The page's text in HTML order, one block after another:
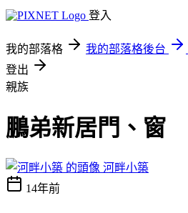
登入
我的部落格 我的部落格後台
登出
親族
鵬弟新居門、窗
河畔小築
14年前